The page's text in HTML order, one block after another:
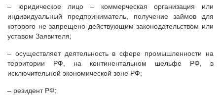
– юридическое лицо – коммерческая организация или
индивидуальный предприниматель, получение займов для
которого не запрещено действующим законодательством или
уставом Заявителя;
– осуществляет деятельность в сфере промышленности на
территории РФ, на континентальном шельфе РФ, в
исключительной экономической зоне РФ;
– резидент РФ;